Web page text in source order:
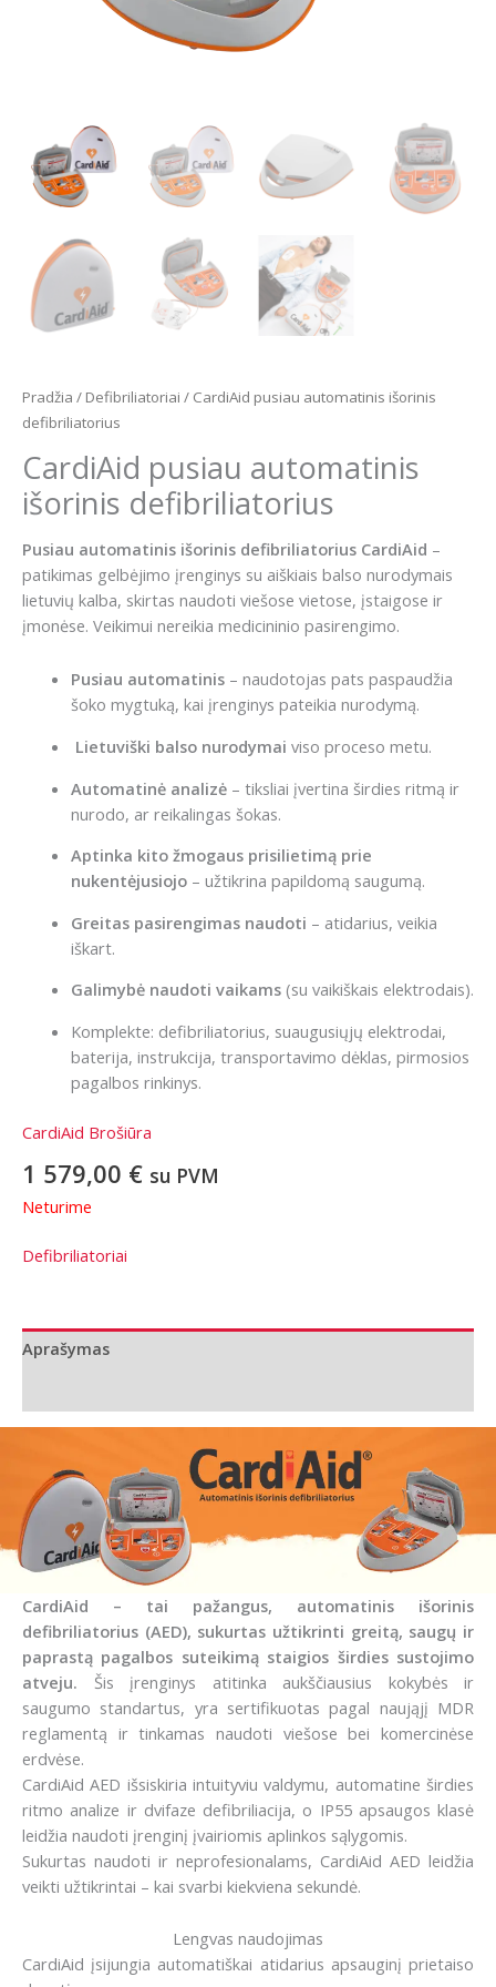
Pradžia / Defibriliatoriai / CardiAid pusiau automatinis išorinis
defibriliatorius
CardiAid pusiau automatinis
išorinis defibriliatorius
Pusiau automatinis išorinis defibriliatorius CardiAid –
patikimas gelbėjimo įrenginys su aiškiais balso nurodymais
lietuvių kalba, skirtas naudoti viešose vietose, įstaigose ir
įmonėse. Veikimui nereikia medicininio pasirengimo.
Pusiau automatinis– naudotojas pats paspaudžia
šoko mygtuką, kai įrenginys pateikia nurodymą.
Lietuviški balso nurodymai viso proceso metu.
Automatinė analizė– tiksliai įvertina širdies ritmą ir
nurodo, ar reikalingas šokas.
Aptinka kito žmogaus prisilietimą prie
nukentėjusiojo – užtikrina papildomą saugumą.
Greitas pasirengimas naudoti – atidarius, veikia
iškart.
Galimybė naudoti vaikams(su vaikiškais elektrodais).
Komplekte: defibriliatorius, suaugusiųjų elektrodai,
baterija, instrukcija, transportavimo dėklas, pirmosios
pagalbos rinkinys.
CardiAid Brošiūra
1 579,00 € su PVM
Neturime
Defibriliatoriai
Aprašymas
CardiAid – tai pažangus, automatinis išorinis
defibriliatorius (AED), sukurtas užtikrinti greitą, saugų ir
paprastą pagalbos suteikimą staigios širdies sustojimo
atveju. Šis įrenginys atitinka aukščiausius kokybės ir
saugumo standartus, yra sertifikuotas pagal naująjį MDR
reglamentą ir tinkamas naudoti viešose bei komercinėse
erdvėse.
CardiAid AED išsiskiria intuityviu valdymu, automatine širdies
ritmo analize ir dvifaze defibriliacija, o IP55 apsaugos klasė
leidžia naudoti įrenginį įvairiomis aplinkos sąlygomis.
Sukurtas naudoti ir neprofesionalams, CardiAid AED leidžia
veikti užtikrintai – kai svarbi kiekviena sekundė.
Lengvas naudojimas
CardiAid įsijungia automatiškai atidarius apsauginį prietaiso